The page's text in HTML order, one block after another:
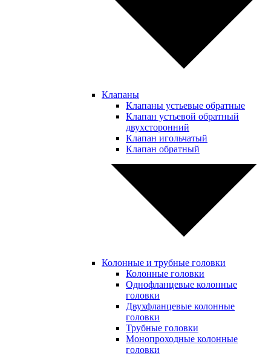
Клапаны
Клапаны устьевые обратные
Клапан устьевой обратный
двухсторонний
Клапан игольчатый
Клапан обратный
Колонные и трубные головки
Колонные головки
Однофланцевые колонные
головки
Двухфланцевые колонные
головки
Трубные головки
Монопроходные колонные
головки